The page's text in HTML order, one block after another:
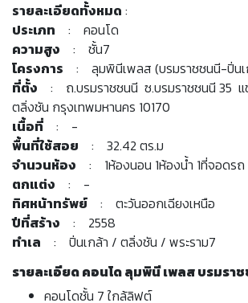
รายละเอียดทั้งหมด :
ประเภท : คอนโด
ความสูง : ชั้น7
โครงการ : ลุมพินีเพลส (บรมราชชนนี-ปิ่นเ
ที่ตั้ง : ถ.บรมราชชนนี ซ.บรมราชชนนี 35 แ
ตลิ่งชัน กรุงเทพมหานคร 10170
เนื้อที่ : -
พื้นที่ใช้สอย : 32.42 ตร.ม
จำนวนห้อง : 1ห้องนอน 1ห้องน้ำ 1ที่จอดรถ
ตกแต่ง : -
ทิศหน้าทรัพย์ : ตะวันออกเฉียงเหนือ
ปีที่สร้าง : 2558
ทำเล : ปิ่นเกล้า / ตลิ่งชัน / พระราม7
รายละเอียด คอนโด ลุมพินี เพลส บรมรา
คอนโดชั้น 7 ใกล้ลิฟต์